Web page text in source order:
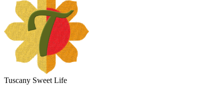
Tuscany Sweet Life